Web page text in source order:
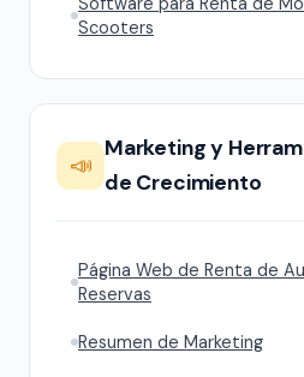
Scooters
📣
Marketing y
de Crecimiento
Página Web de Renta de
Reservas
Resumen de Marketing